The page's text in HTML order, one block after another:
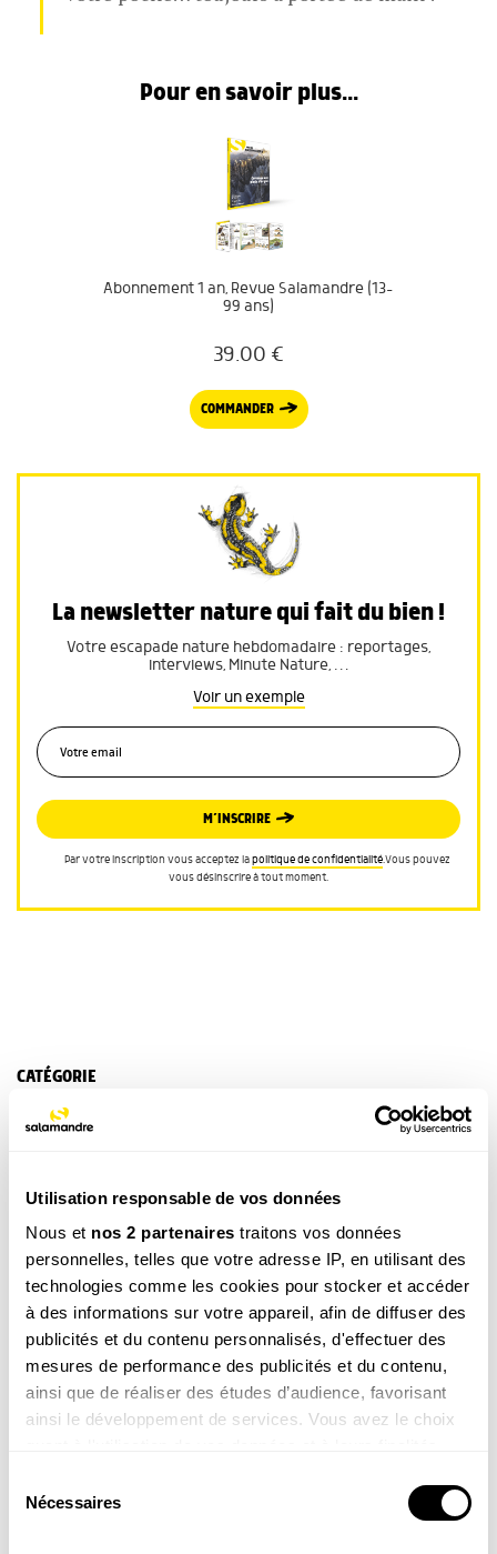
Utilisation responsable de vos données
Nous et nos 2 partenaires traitons vos données
personnelles, telles que votre adresse IP, en utilisant des
technologies comme les cookies pour stocker et accéder
à des informations sur votre appareil, afin de diffuser des
publicités et du contenu personnalisés, d'effectuer des
mesures de performance des publicités et du contenu,
ainsi que de réaliser des études d’audience, favorisant
ainsi le développement de services. Vous avez le choix
tout moment en consultant la Déclaration relative aux
cookies ou en cliquant sur l'icône de confidentialité.
Nécessaires
Pour en savoir plus...
Abonnement 1 an, Revue Salamandre (13-
99 ans)
39.00 €
COMMANDER
La newsletter nature qui fait du bien !
Votre escapade nature hebdomadaire : reportages,
interviews, Minute Nature, …
Voir un exemple
M’INSCRIRE
Par votre inscription vous acceptez lapolitique de confidentialité.Vous pouvez
vous désinscrire à tout moment.
CATÉGORIE
CECI N’EST PAS
TAGS
Ces produits pourraient vous
intéresser
Une vie pour la
Agir pour la nature – Balcons
et terrasses